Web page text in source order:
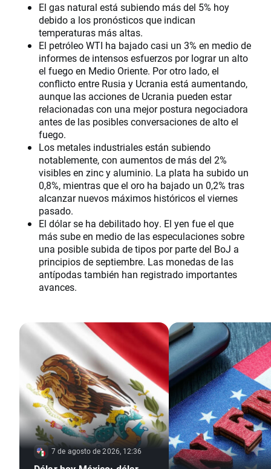
El gas natural está subiendo más del 5% hoy
debido a los pronósticos que indican
temperaturas más altas.
El petróleo WTI ha bajado casi un 3% en medio de
informes de intensos esfuerzos por lograr un alto
el fuego en Medio Oriente. Por otro lado, el
conflicto entre Rusia y Ucrania está aumentando,
aunque las acciones de Ucrania pueden estar
relacionadas con una mejor postura negociadora
antes de las posibles conversaciones de alto el
fuego.
Los metales industriales están subiendo
notablemente, con aumentos de más del 2%
visibles en zinc y aluminio. La plata ha subido un
0,8%, mientras que el oro ha bajado un 0,2% tras
alcanzar nuevos máximos históricos el viernes
pasado.
El dólar se ha debilitado hoy. El yen fue el que
más sube en medio de las especulaciones sobre
una posible subida de tipos por parte del BoJ a
principios de septiembre. Las monedas de las
antípodas también han registrado importantes
avances.
7 de agosto de 2026, 12:36